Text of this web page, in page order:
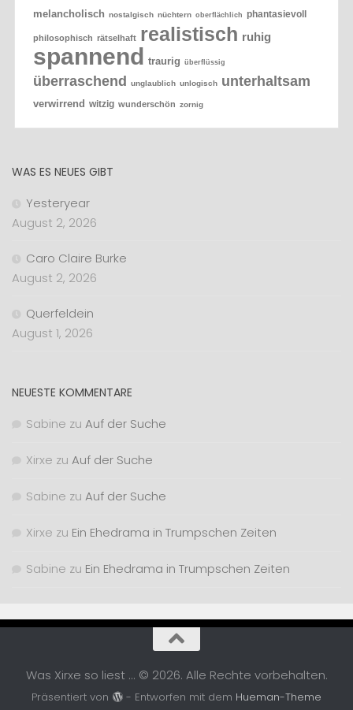
melancholisch nostalgisch nüchtern oberflächlich phantasievoll
philosophisch rätselhaft realistisch ruhig
spannend traurig überflüssig
überraschend unglaublich unlogisch unterhaltsam
verwirrend witzig wunderschön zornig
WAS ES NEUES GIBT
Yesteryear
August 2, 2026
Caro Claire Burke
August 2, 2026
Querfeldein
August 1, 2026
NEUESTE KOMMENTARE
Sabine zu Auf der Suche
Xirxe zu Auf der Suche
Sabine zu Auf der Suche
Xirxe zu Ein Ehedrama in Trumpschen Zeiten
Sabine zu Ein Ehedrama in Trumpschen Zeiten
Was Xirxe so liest ... © 2026. Alle Rechte vorbehalten.
Präsentiert von - Entworfen mit dem Hueman-Theme